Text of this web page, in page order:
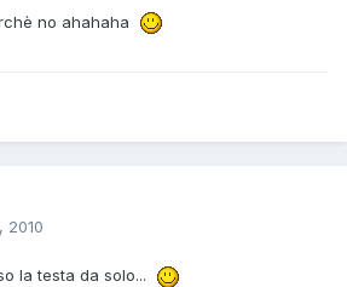
no ahahaha
2010
la testa da solo...